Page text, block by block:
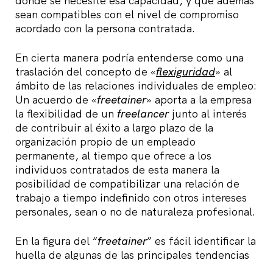
sean compatibles con el nivel de compromiso
acordado con la persona contratada.
En cierta manera podría entenderse como una
traslación del concepto de «flexiguridad» al
ámbito de las relaciones individuales de empleo:
Un acuerdo de «freetainer» aporta a la empresa
la flexibilidad de un freelancerjunto al interés
de contribuir al éxito a largo plazo de la
organización propio de un empleado
permanente, al tiempo que ofrece a los
individuos contratados de esta manera la
posibilidad de compatibilizar una relación de
trabajo a tiempo indefinido con otros intereses
personales, sean o no de naturaleza profesional.
En la figura del “freetainer” es fácil identificar la
huella de algunas de las principales tendencias